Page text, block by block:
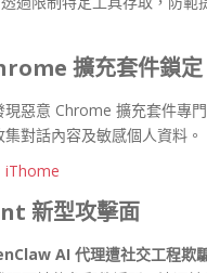
擴充套件鎖
現惡意 Chrome 擴充套件專
對話內容及敏感個人資料。
iThome
新型攻擊面
AI 代理遭社交工程欺